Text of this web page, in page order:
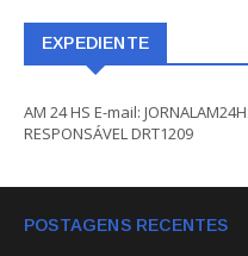
EXPEDIENTE
AM 24 HS E-mail:
RESPONSÁVEL DRT1209
POSTAGENS RECENTES